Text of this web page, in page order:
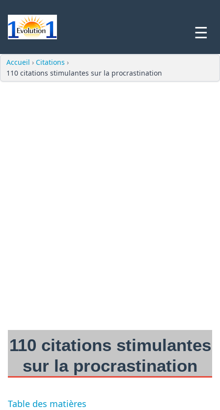
☰
Accueil › Citations ›
110 citations stimulantes sur la procrastination
110 citations stimulantes
sur la procrastination
Table des matières